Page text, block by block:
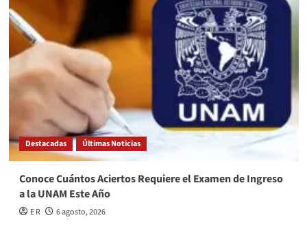
Destacadas Últimas Noticias
Conoce Cuántos Aciertos Requiere el Examen de Ingreso
a la UNAM Este Año
E R 6 agosto, 2026